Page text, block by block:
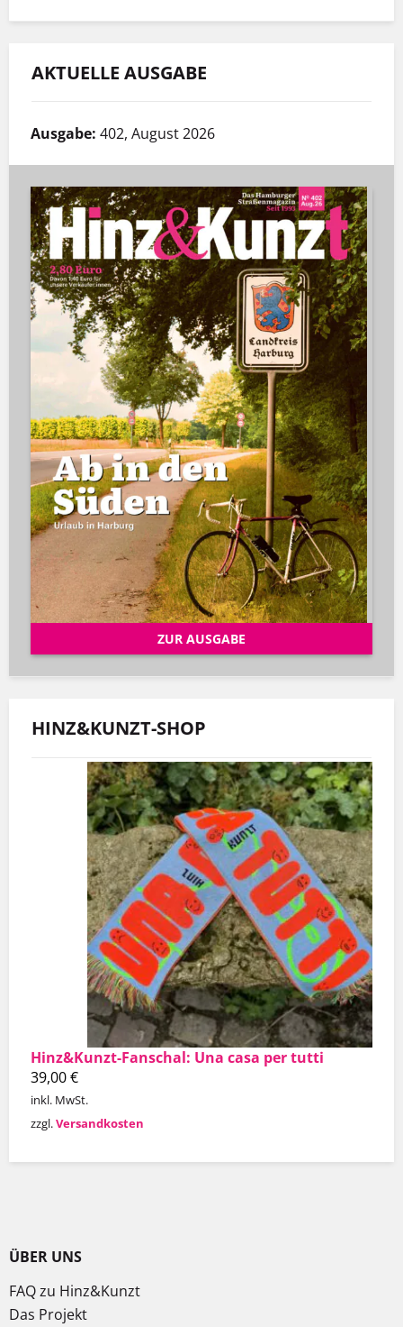
AKTUELLE AUSGABE
Ausgabe: 402, August 2026
ZUR AUSGABE
HINZ&KUNZT-SHOP
Hinz&Kunzt-Fanschal: Una casa per tutti
39,00€
inkl. MwSt.
zzgl.Versandkosten
ÜBER UNS
FAQ zu Hinz&Kunzt
Das Projekt